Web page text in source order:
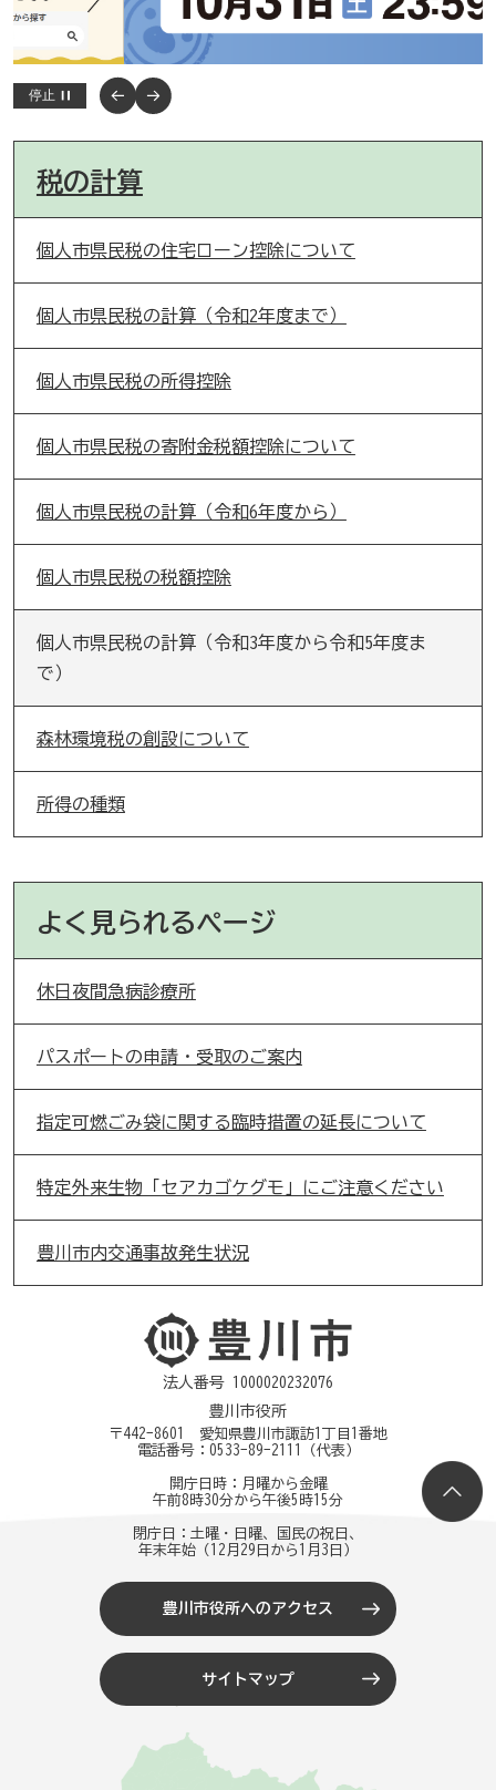
停止
税の計算
個人市県民税の住宅ローン控除について
個人市県民税の計算（令和2年度まで）
個人市県民税の所得控除
個人市県民税の寄附金税額控除について
個人市県民税の計算（令和6年度から）
個人市県民税の税額控除
個人市県民税の計算（令和3年度から令和5年度ま
で）
森林環境税の創設について
所得の種類
よく見られるページ
休日夜間急病診療所
パスポートの申請・受取のご案内
指定可燃ごみ袋に関する臨時措置の延長について
特定外来生物「セアカゴケグモ」にご注意ください
豊川市内交通事故発生状況
法人番号 1000020232076
豊川市役所
〒442-8601 愛知県豊川市諏訪1丁目1番地
電話番号： 0533-89-2111 （代表）
開庁日時：月曜から金曜
午前8時30分から午後5時15分
閉庁日：土曜・日曜、国民の祝日、
年末年始（12月29日から1月3日）
豊川市役所へのアクセス
サイトマップ